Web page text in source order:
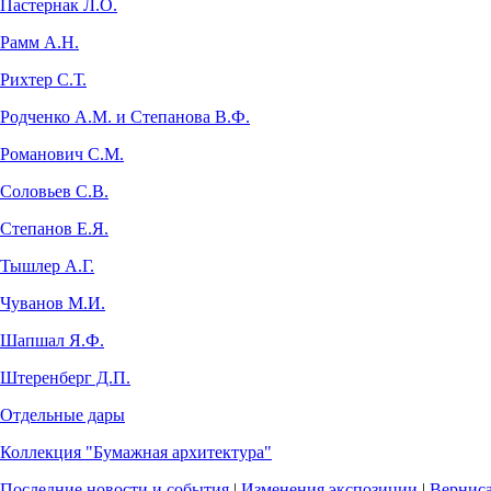
Пастернак Л.О.
Рамм А.Н.
Рихтер С.Т.
Родченко А.М. и Степанова В.Ф.
Романович С.М.
Соловьев С.В.
Степанов Е.Я.
Тышлер А.Г.
Чуванов М.И.
Шапшал Я.Ф.
Штеренберг Д.П.
Отдельные дары
Коллекция "Бумажная архитектура"